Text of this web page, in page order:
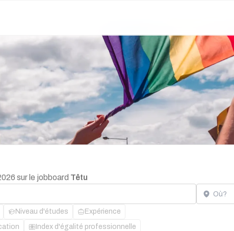
sur le jobboard Têtu
Niveau d'études Expérience
Index d'égalité professionnelle